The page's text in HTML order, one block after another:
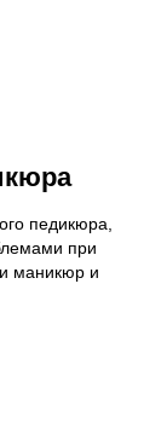
педикюра,
при
маникюр и